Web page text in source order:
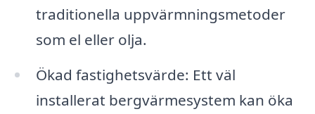
traditionella uppvärmningsmetoder
som el eller olja.
Ökad fastighetsvärde: Ett väl
installerat bergvärmesystem kan öka